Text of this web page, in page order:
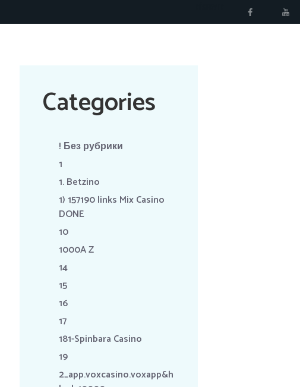
Categories
! Без рубрики
1
1. Betzino
1) 157190 links Mix Casino
DONE
10
1000A Z
14
15
16
17
181-Spinbara Casino
19
2_app.voxcasino.voxapp&h